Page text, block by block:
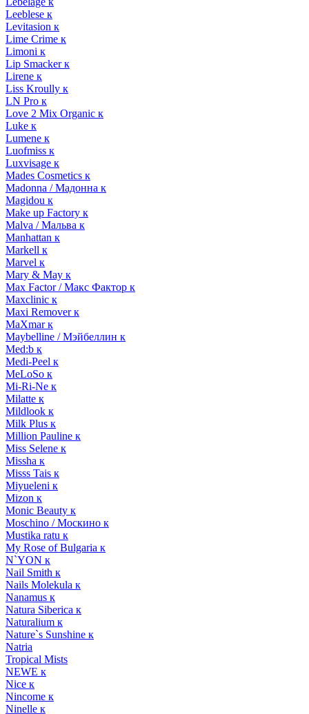
Leeblese к
Levitasion к
Lime Crime к
Limoni к
Lip Smacker к
Lirene к
Liss Kroully к
LN Pro к
Love 2 Mix Organic к
Luke к
Lumene к
Luofmiss к
Luxvisage к
Mades Cosmetics к
Madonna / Мадонна к
Magidou к
Make up Factory к
Malva / Мальва к
Manhattan к
Markell к
Marvel к
Mary & May к
Max Factor / Макс Фактор к
Maxclinic к
Maxi Remover к
MaXmar к
Maybelline / Мэйбеллин к
Med:b к
Medi-Peel к
MeLoSo к
Mi-Ri-Ne к
Milatte к
Mildlook к
Milk Plus к
Million Pauline к
Miss Selene к
Missha к
Misss Tais к
Miyueleni к
Mizon к
Monic Beauty к
Moschino / Москино к
Mustika ratu к
My Rose of Bulgaria к
N`YON к
Nail Smith к
Nails Molekula к
Nanamus к
Natura Siberica к
Naturalium к
Nature`s Sunshine к
Natria
Tropical Mists
NEWE к
Nice к
Nincome к
Ninelle к